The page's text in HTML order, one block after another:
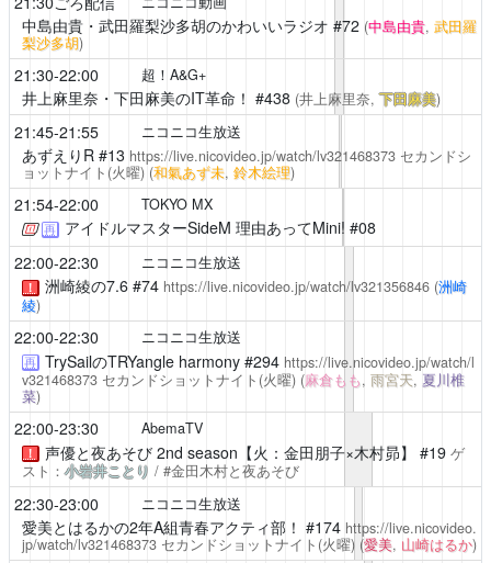
中島由貴・武田羅梨沙多胡のかわいいラジオ #72 (中島由貴, 武田羅
梨沙多胡)
21:30-22:00 超！A&G+
井上麻里奈・下田麻美のIT革命！ #438 (井上麻里奈,下田麻美)
21:45-21:55 ニコニコ生放送
あずえりR#13 https://live.nicovideo.jp/watch/lv321468373セカンドシ
ョットナイト(火曜) (和氣あず未, 鈴木絵理)
21:54-22:00 TOKYO MX
再 アイドルマスターSideM 理由あってMini! #08
22:00-22:30
ニコニコ生放送
！ 洲崎綾の7.6#74 https://live.nicovideo.jp/watch/lv321356846 (洲崎
綾)
22:00-22:30 ニコニコ生放送
再 TrySailのTRYangle harmony#294 https://live.nicovideo.jp/watch/l
v321468373セカンドショットナイト(火曜) (麻倉もも, 雨宮天, 夏川椎
菜)
22:00-23:30 AbemaTV
！ 声優と夜あそび2nd season【火：金田朋子×木村昴】 #19 ゲ
スト：小岩井ことり / #金田木村と夜あそび
22:30-23:00 ニコニコ生放送
愛美とはるかの2年A組青春アクティ部！ #174 https://live.nicovideo.
jp/watch/lv321468373セカンドショットナイト(火曜) (愛美, 山崎はるか)